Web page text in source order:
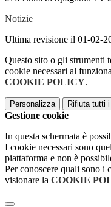
Notizie
Ultima revisione il 01-02-
Questo sito o gli strumenti
cookie necessari al
COOKIE POLICY.
Personalizza Rifiuta tutti i
Gestione cookie
In questa schermata è
I cookie necessari sono
piattaforma e non è
Per conoscere quali sono i
visionare la COOKIE